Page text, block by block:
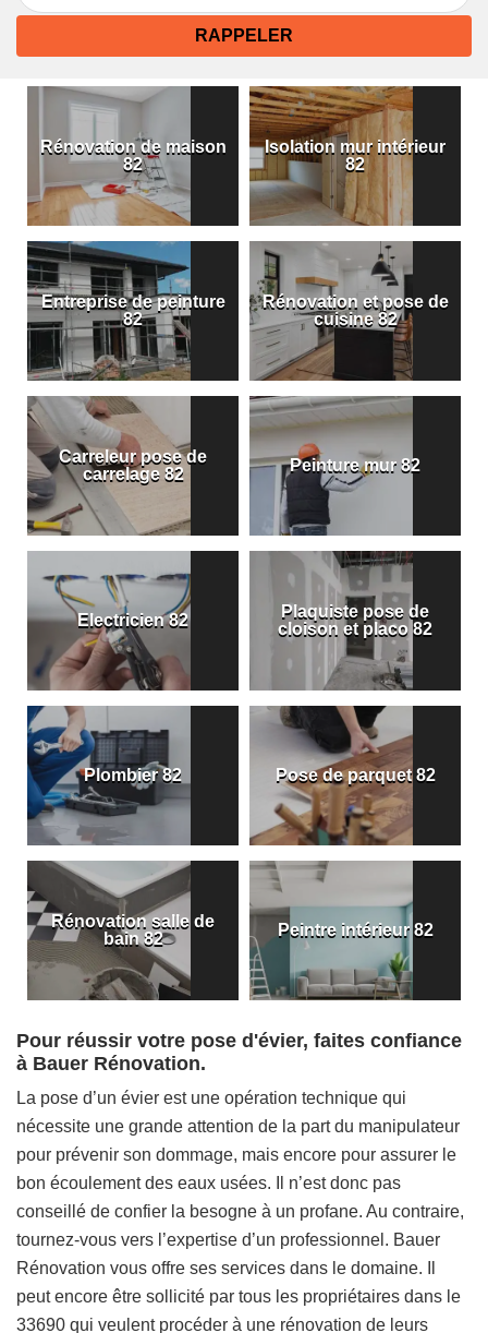
Rénovation de maison
82
Isolation mur intérieur
82
Entreprise de peinture
82
Rénovation et pose de
cuisine 82
Carreleur pose de
carrelage 82
Peinture mur 82
Electricien 82
Plaquiste pose de
cloison et placo 82
Plombier 82 Pose de parquet 82
Rénovation salle de
bain 82
Peintre intérieur 82
Pour réussir votre pose d'évier, faites confiance
à Bauer Rénovation.
La pose d’un évier est une opération technique qui
nécessite une grande attention de la part du manipulateur
pour prévenir son dommage, mais encore pour assurer le
bon écoulement des eaux usées. Il n’est donc pas
conseillé de confier la besogne à un profane. Au contraire,
tournez-vous vers l’expertise d’un professionnel. Bauer
Rénovation vous offre ses services dans le domaine. Il
peut encore être sollicité par tous les propriétaires dans le
33690 qui veulent procéder à une rénovation de leurs